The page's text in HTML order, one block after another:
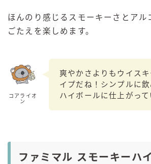
ほんのり感じるスモーキーさとアル
ごたえを楽しめます。
コアライオ
ン
爽やかさよりもウイス
イプだね！シンプルに
ハイボールに仕上がって
ファミマル スモーキーハ